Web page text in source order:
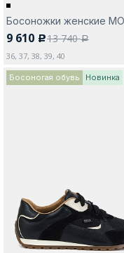
Да, все верно
Босоножки женские
9 610 c13 740a
36, 37, 38, 39, 40
Босоногая обувь Новинка